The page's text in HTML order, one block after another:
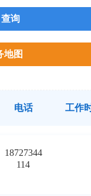
查询
地图
电话 工作
18727344
114